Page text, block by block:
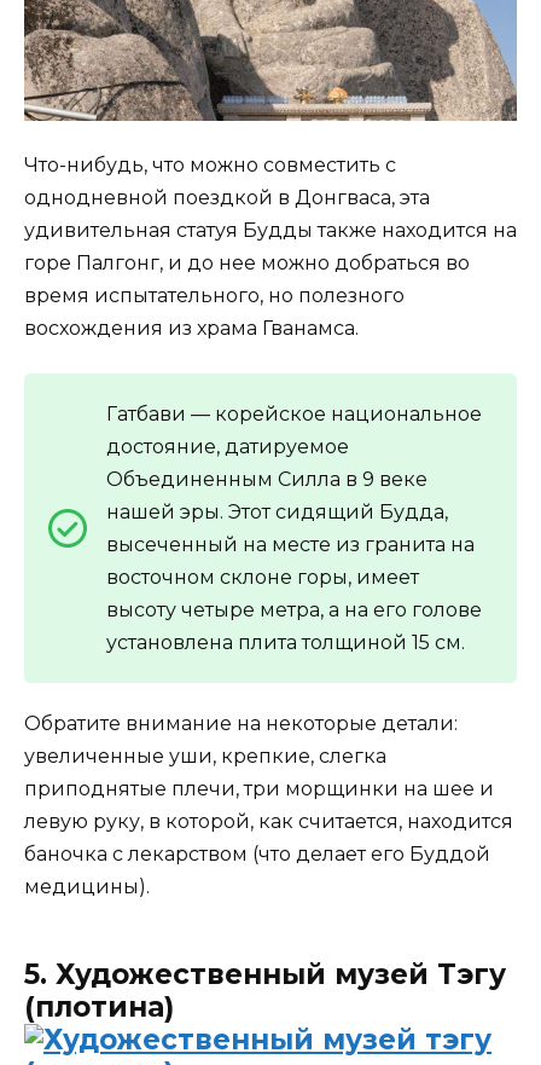
Что-нибудь, что можно совместить с
однодневной поездкой в Донгваса, эта
удивительная статуя Будды также находится на
горе Палгонг, и до нее можно добраться во
время испытательного, но полезного
восхождения из храма Гванамса.
Гатбави — корейское национальное
достояние, датируемое
Объединенным Силла в 9 веке
нашей эры. Этот сидящий Будда,
высеченный на месте из гранита на
восточном склоне горы, имеет
высоту четыре метра, а на его голове
установлена плита толщиной 15 см.
Обратите внимание на некоторые детали:
увеличенные уши, крепкие, слегка
приподнятые плечи, три морщинки на шее и
левую руку, в которой, как считается, находится
баночка с лекарством (что делает его Буддой
медицины).
5. Художественный музей Тэгу
(плотина)